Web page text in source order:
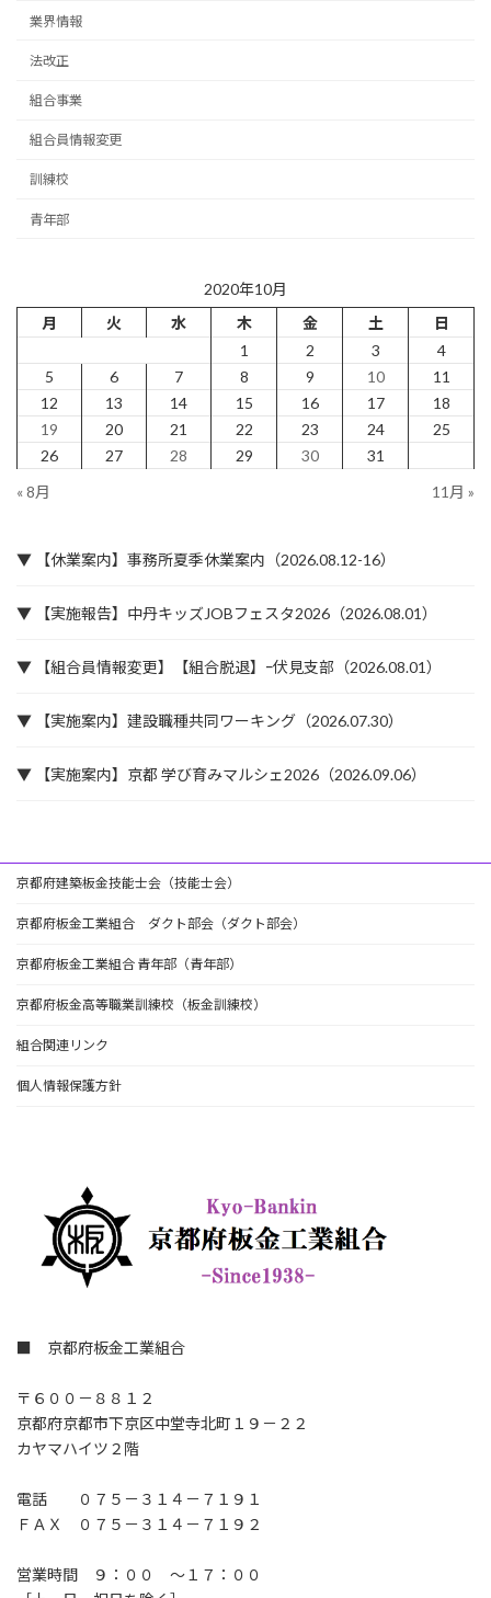
業界情報
法改正
組合事業
組合員情報変更
訓練校
青年部
2020年10月
月
火 水 木 金 土
日
1
2 3
4
5
6 7 8 9 10
11
12
13 14 15 16 17
18
19
20 21 22 23 24
25
26
27 28 29 30
31
« 8月
11月 »
▼ 【休業案内】事務所夏季休業案内（2026.08.12-16）
▼ 【実施報告】中丹キッズJOBフェスタ2026（2026.08.01）
▼ 【組合員情報変更】【組合脱退】ｰ伏見支部（2026.08.01）
▼ 【実施案内】建設職種共同ワーキング（2026.07.30）
▼ 【実施案内】京都 学び育みマルシェ2026（2026.09.06）
京都府建築板金技能士会（技能士会）
京都府板金工業組合 ダクト部会（ダクト部会）
京都府板金工業組合 青年部（青年部）
京都府板金高等職業訓練校（板金訓練校）
組合関連リンク
個人情報保護方針
■ 京都府板金工業組合
〒６００－８８１２
京都府京都市下京区中堂寺北町１９－２２
カヤマハイツ２階
電話 ０７５－３１４－７１９１
ＦＡＸ ０７５－３１４－７１９２
営業時間 ９：００ ～１７：００